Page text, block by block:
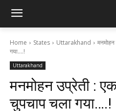
Home States Uttarakhand
गया....!
Uttarakhand
मनमोहन उप्रेती :
चुपचाप चला गया….!